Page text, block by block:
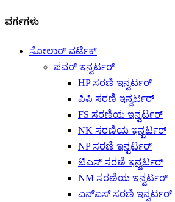
ವರ್ಗಗಳು
ಸೋಲಾರ್ ವರ್ಟೆಕ್
ಪವರ್ ಇನ್ವರ್ಟರ್
HP ಸರಣಿ ಇನ್ವರ್ಟರ್
ಪಿಪಿ ಸರಣಿ ಇನ್ವರ್ಟರ್
FS ಸರಣಿಯ ಇನ್ವರ್ಟರ್
NK ಸರಣಿಯ ಇನ್ವರ್ಟರ್
NP ಸರಣಿ ಇನ್ವರ್ಟರ್
ಟಿಎಸ್ ಸರಣಿ ಇನ್ವರ್ಟರ್
NM ಸರಣಿಯ ಇನ್ವರ್ಟರ್
ಎನ್ಎಸ್ ಸರಣಿ ಇನ್ವರ್ಟರ್